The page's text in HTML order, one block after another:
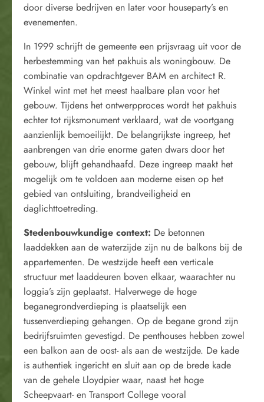
door diverse bedrijven en later voor houseparty’s en
evenementen.
In 1999 schrijft de gemeente een prijsvraag uit voor de
herbestemming van het pakhuis als woningbouw. De
combinatie van opdrachtgever BAM en architect R.
Winkel wint met het meest haalbare plan voor het
gebouw. Tijdens het ontwerpproces wordt het pakhuis
echter tot rijksmonument verklaard, wat de voortgang
aanzienlijk bemoeilijkt. De belangrijkste ingreep, het
aanbrengen van drie enorme gaten dwars door het
gebouw, blijft gehandhaafd. Deze ingreep maakt het
mogelijk om te voldoen aan moderne eisen op het
gebied van ontsluiting, brandveiligheid en
daglichttoetreding.
Stedenbouwkundige context: De betonnen
laaddekken aan de waterzijde zijn nu de balkons bij de
appartementen. De westzijde heeft een verticale
structuur met laaddeuren boven elkaar, waarachter nu
loggia’s zijn geplaatst. Halverwege de hoge
beganegrondverdieping is plaatselijk een
tussenverdieping gehangen. Op de begane grond zijn
bedrijfsruimten gevestigd. De penthouses hebben zowel
een balkon aan de oost- als aan de westzijde. De kade
is authentiek ingericht en sluit aan op de brede kade
van de gehele Lloydpier waar, naast het hoge
Scheepvaart- en Transport College vooral